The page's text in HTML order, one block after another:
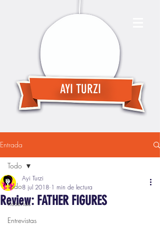
AYI TURZI
Entrada
Todo
Reseñas
Entrevistas
Todo
Review: FATHER FIGURES
Ayi Turzi
8 jul 2018 1 min de lectura